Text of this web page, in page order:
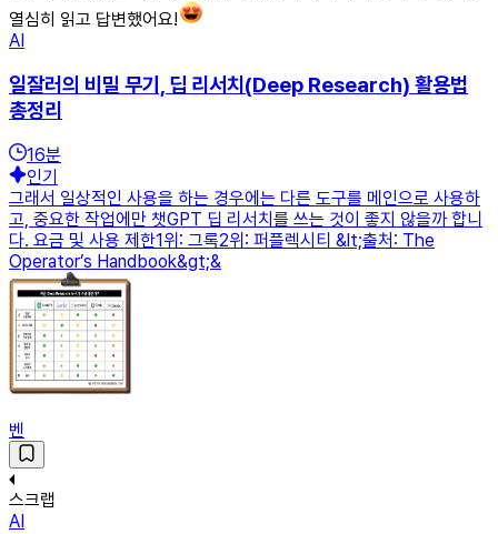
열심히 읽고 답변했어요!
AI
일잘러의 비밀 무기, 딥 리서치(Deep Research) 활용법
총정리
16분
인기
그래서 일상적인 사용을 하는 경우에는 다른 도구를 메인으로 사용하
고, 중요한 작업에만 챗GPT 딥 리서치를 쓰는 것이 좋지 않을까 합니
다. 요금 및 사용 제한1위: 그록2위: 퍼플렉시티 &lt;출처: The
Operator’s Handbook&gt;&
벤
스크랩
AI